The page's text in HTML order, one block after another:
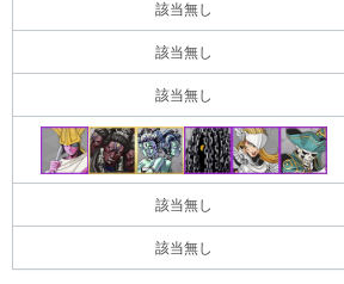
該当無し
該当無し
該当無し
該当無し
該当無し